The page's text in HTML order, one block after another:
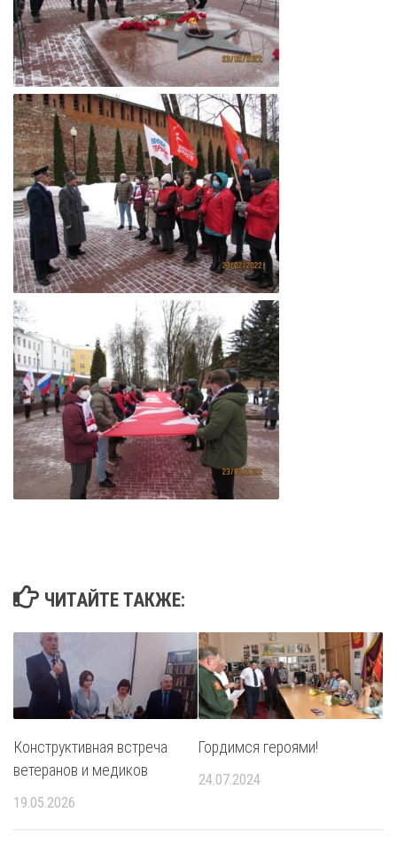
ЧИТАЙТЕ ТАКЖЕ:
Конструктивная встреча
ветеранов и медиков
19.05.2026
Гордимся героями!
24.07.2024